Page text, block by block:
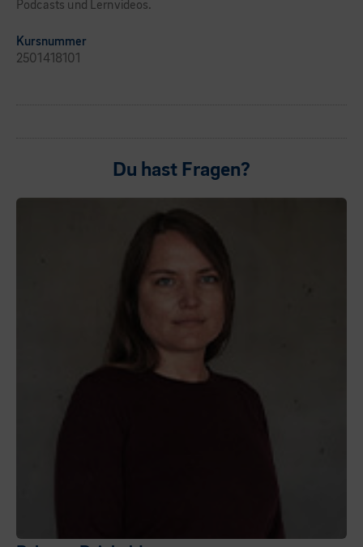
Podcasts und Lernvideos.
Kursnummer
2501418101
Du hast Fragen?